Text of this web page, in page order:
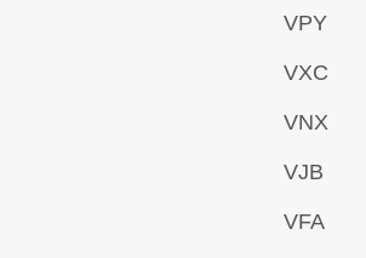
VPY
VXC
VNX
VJB
VFA